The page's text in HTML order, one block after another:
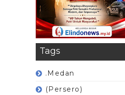
Tags
.Medan
(Persero)